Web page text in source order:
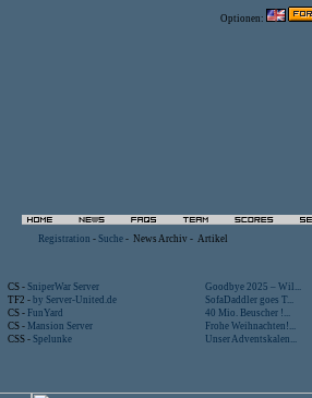
Optionen:
Registration - Suche - News Archiv - Artikel
CS - SniperWar Server Goodbye 2025 – Wil...
TF2 - by Server-United.de SofaDaddler goes T...
CS - FunYard 40 Mio. Beuscher !...
CS - Mansion Server Frohe Weihnachten!...
CSS - Spelunke Unser Adventskalen...